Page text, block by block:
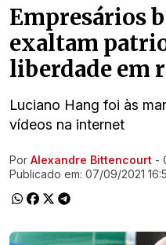
Empresários
exaltam
liberdade em
Luciano Hang foi às
vídeos na internet
Ir direto pra matéria
Por Alexandre Bittencourt -
Publicado em: 07/09/2021